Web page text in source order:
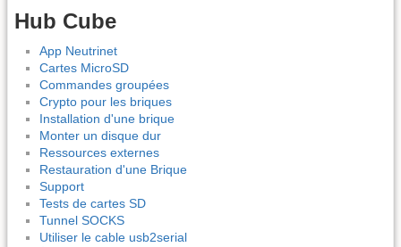
Hub Cube
App Neutrinet
Cartes MicroSD
Commandes groupées
Crypto pour les briques
Installation d'une brique
Monter un disque dur
Ressources externes
Restauration d'une Brique
Support
Tests de cartes SD
Tunnel SOCKS
Utiliser le cable usb2serial